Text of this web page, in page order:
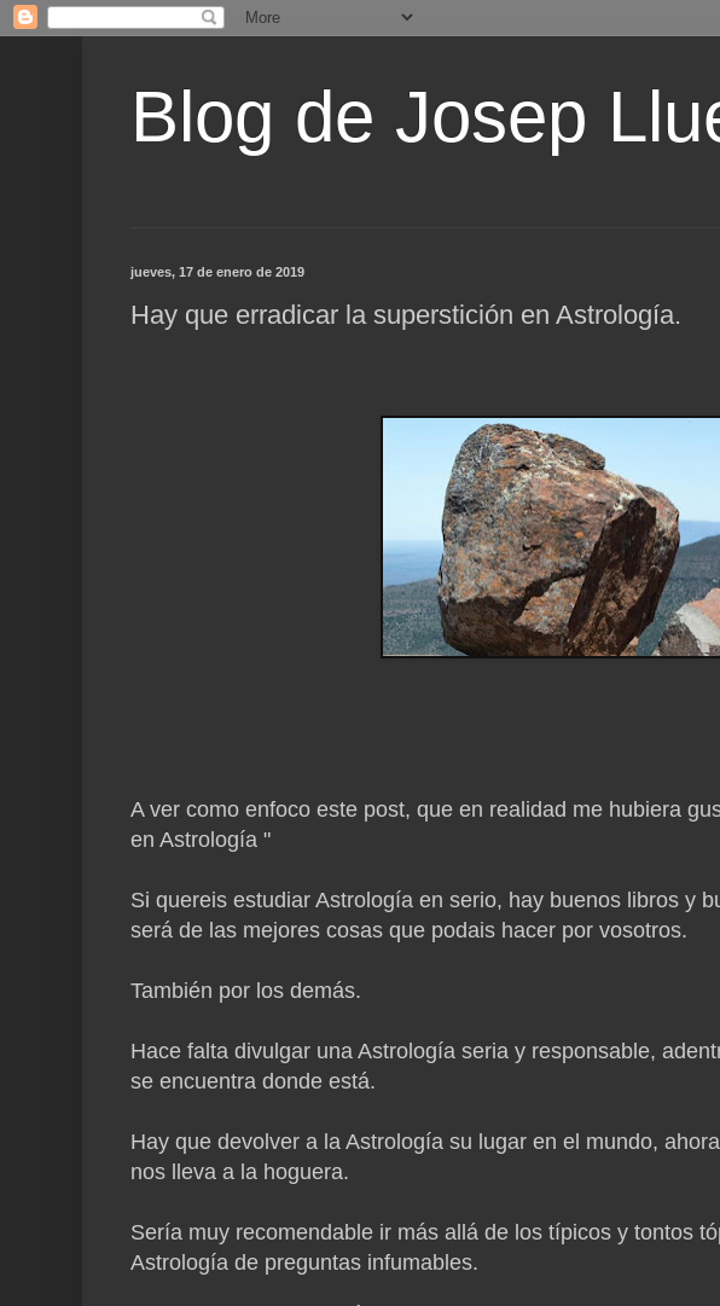
Blog de Josep
jueves, 17 de enero de 2019
Hay que erradicar la superstición en Astrología.
A ver como enfoco este post, que en realidad me hubiera
en Astrología "
Si quereis estudiar Astrología en serio, hay buenos libros y
será de las mejores cosas que podais hacer por vosotros.
También por los demás.
Hace falta divulgar una Astrología seria y responsable,
se encuentra donde está.
Hay que devolver a la Astrología su lugar en el mundo,
nos lleva a la hoguera.
Sería muy recomendable ir más allá de los típicos y tontos
Astrología de preguntas infumables.